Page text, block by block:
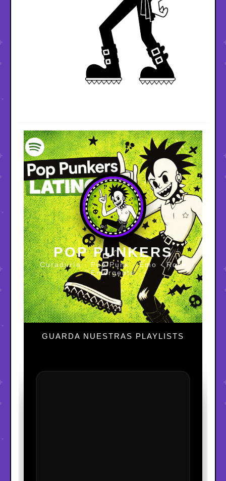
POP PUNKERS
Curaduría · Pop Punk · Emo · Rock
Emergente
GUARDA NUESTRAS PLAYLISTS